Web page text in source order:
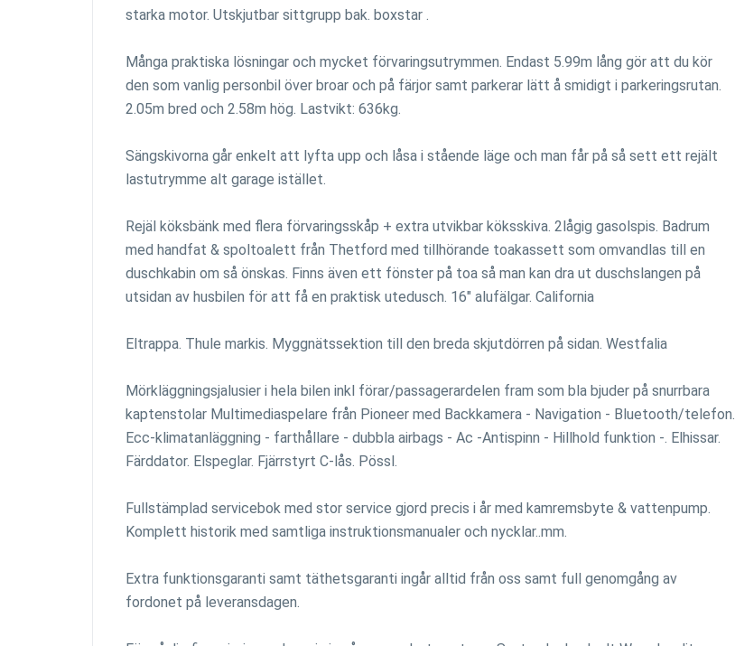
starka motor. Utskjutbar sittgrupp bak. boxstar .
Många praktiska lösningar och mycket förvaringsutrymmen. Endast 5.99m lång gör att du kör
den som vanlig personbil över broar och på färjor samt parkerar lätt å smidigt i parkeringsrutan.
2.05m bred och 2.58m hög. Lastvikt: 636kg.
Sängskivorna går enkelt att lyfta upp och låsa i stående läge och man får på så sett ett rejält
lastutrymme alt garage istället.
Rejäl köksbänk med flera förvaringsskåp + extra utvikbar köksskiva. 2lågig gasolspis. Badrum
med handfat & spoltoalett från Thetford med tillhörande toakassett som omvandlas till en
duschkabin om så önskas. Finns även ett fönster på toa så man kan dra ut duschslangen på
utsidan av husbilen för att få en praktisk utedusch. 16" alufälgar. California
Eltrappa. Thule markis. Myggnätssektion till den breda skjutdörren på sidan. Westfalia
Mörkläggningsjalusier i hela bilen inkl förar/passagerardelen fram som bla bjuder på snurrbara
kaptenstolar Multimediaspelare från Pioneer med Backkamera - Navigation - Bluetooth/telefon.
Ecc-klimatanläggning - farthållare - dubbla airbags - Ac -Antispinn - Hillhold funktion -. Elhissar.
Färddator. Elspeglar. Fjärrstyrt C-lås. Pössl.
Fullstämplad servicebok med stor service gjord precis i år med kamremsbyte & vattenpump.
Komplett historik med samtliga instruktionsmanualer och nycklar..mm.
Extra funktionsgaranti samt täthetsgaranti ingår alltid från oss samt full genomgång av
fordonet på leveransdagen.